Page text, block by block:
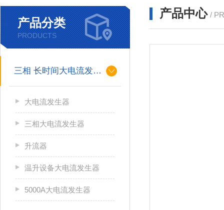
产品分类
PRODUCTS
三相 长时间大电流发生器
大电流发生器
三相大电流发生器
升流器
温升设备大电流发生器
5000A大电流发生器
产品中心 /